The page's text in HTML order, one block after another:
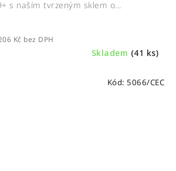
Skladem (41 ks)
Kč bez DPH
s naším tvrzeným sklem o...
Kód: 5066/CEC